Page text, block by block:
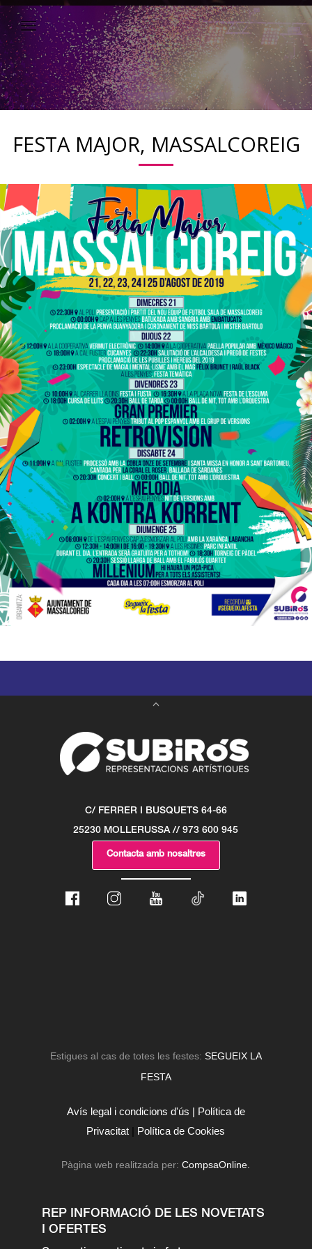
FESTA MAJOR, MASSALCOREIG
C/ FERRER I BUSQUETS 64-66
25230 MOLLERUSSA // 973 600 945
Contacta amb nosaltres
Estigues al cas de totes les festes: SEGUEIX LA
FESTA
Avís legal i condicions d'ús | Política de
Privacitat | Política de Cookies
Pàgina web realitzada per:CompsaOnline.
REP INFORMACIÓ DE LES NOVETATS
I OFERTES